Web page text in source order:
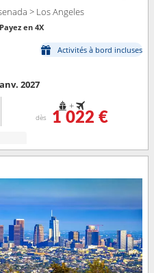
> Los Angeles
Payez en 4X
Activités à bord incluses
2027
+
dès 1 022 €